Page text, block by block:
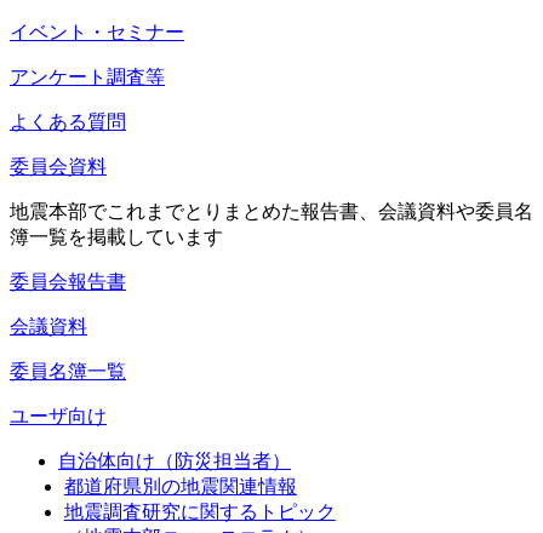
イベント・セミナー
アンケート調査等
よくある質問
委員会資料
地震本部でこれまでとりまとめた報告書、会議資料や委員名
簿一覧を掲載しています
委員会報告書
会議資料
委員名簿一覧
ユーザ向け
自治体向け（防災担当者）
都道府県別の地震関連情報
地震調査研究に関するトピック